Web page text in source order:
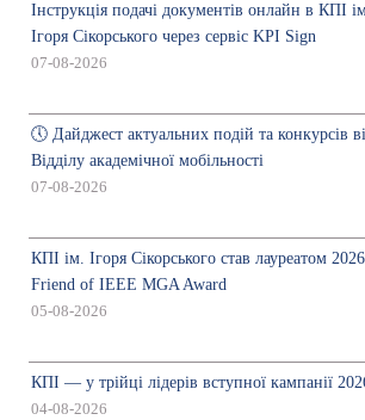
Інструкція подачі документів онлайн в КПІ
Ігоря Сікорського через сервіс KPI Sign
07-08-2026
🕔 Дайджест актуальних подій та конкурсів
Відділу академічної мобільності
07-08-2026
КПІ ім. Ігоря Сікорського став лауреатом 2026
Friend of IEEE MGA Award
05-08-2026
КПІ — у трійці лідерів вступної кампанії
04-08-2026